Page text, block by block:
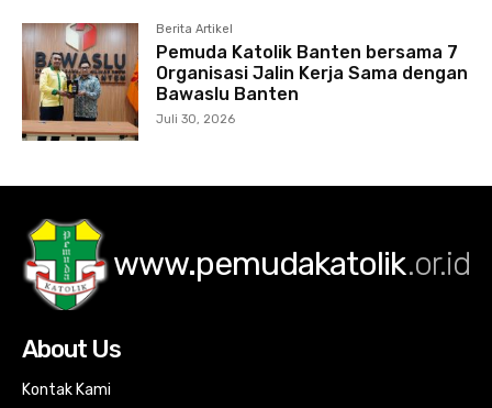
Berita Artikel
Pemuda Katolik Banten bersama 7
Organisasi Jalin Kerja Sama dengan
Bawaslu Banten
Juli 30, 2026
www.pemudakatolik.or.id
About Us
Kontak Kami